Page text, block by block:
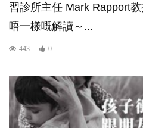
習診所主任 Mark Rapport
唔一樣嘅解讀～...
443 0